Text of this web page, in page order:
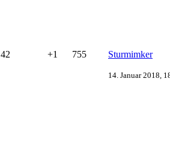
42 +1 755 Sturmimker
14. Januar 2018,